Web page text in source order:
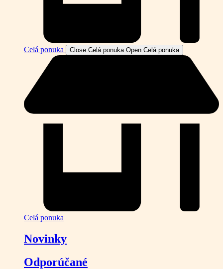
Celá ponuka Close Celá ponuka Open Celá ponuka
Celá ponuka
Novinky
Odporúčané